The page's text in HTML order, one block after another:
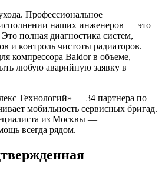
Профессиональное
наших инженеров — это
полная диагностика систем,
и контроль чистоты радиаторов.
компрессора Baldor в объеме,
любую аварийную заявку в
Технологий» — 34 партнера по
мобильность сервисных бригад.
из Москвы —
всегда рядом.